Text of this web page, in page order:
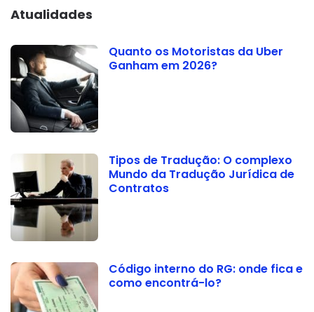
Atualidades
Quanto os Motoristas da Uber
Ganham em 2026?
Tipos de Tradução: O complexo
Mundo da Tradução Jurídica de
Contratos
Código interno do RG: onde fica e
como encontrá-lo?